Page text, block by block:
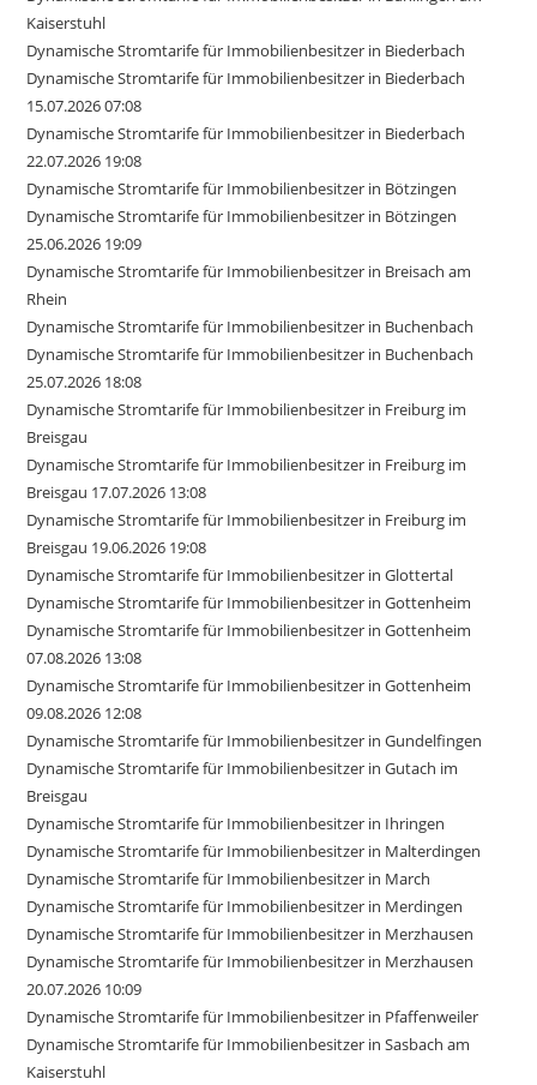
Kaiserstuhl
Dynamische Stromtarife für Immobilienbesitzer in Biederbach
Dynamische Stromtarife für Immobilienbesitzer in Biederbach
15.07.2026 07:08
Dynamische Stromtarife für Immobilienbesitzer in Biederbach
22.07.2026 19:08
Dynamische Stromtarife für Immobilienbesitzer in Bötzingen
Dynamische Stromtarife für Immobilienbesitzer in Bötzingen
25.06.2026 19:09
Dynamische Stromtarife für Immobilienbesitzer in Breisach am
Rhein
Dynamische Stromtarife für Immobilienbesitzer in Buchenbach
Dynamische Stromtarife für Immobilienbesitzer in Buchenbach
25.07.2026 18:08
Dynamische Stromtarife für Immobilienbesitzer in Freiburg im
Breisgau
Dynamische Stromtarife für Immobilienbesitzer in Freiburg im
Breisgau 17.07.2026 13:08
Dynamische Stromtarife für Immobilienbesitzer in Freiburg im
Breisgau 19.06.2026 19:08
Dynamische Stromtarife für Immobilienbesitzer in Glottertal
Dynamische Stromtarife für Immobilienbesitzer in Gottenheim
Dynamische Stromtarife für Immobilienbesitzer in Gottenheim
07.08.2026 13:08
Dynamische Stromtarife für Immobilienbesitzer in Gottenheim
09.08.2026 12:08
Dynamische Stromtarife für Immobilienbesitzer in Gundelfingen
Dynamische Stromtarife für Immobilienbesitzer in Gutach im
Breisgau
Dynamische Stromtarife für Immobilienbesitzer in Ihringen
Dynamische Stromtarife für Immobilienbesitzer in Malterdingen
Dynamische Stromtarife für Immobilienbesitzer in March
Dynamische Stromtarife für Immobilienbesitzer in Merdingen
Dynamische Stromtarife für Immobilienbesitzer in Merzhausen
Dynamische Stromtarife für Immobilienbesitzer in Merzhausen
20.07.2026 10:09
Dynamische Stromtarife für Immobilienbesitzer in Pfaffenweiler
Dynamische Stromtarife für Immobilienbesitzer in Sasbach am
Kaiserstuhl